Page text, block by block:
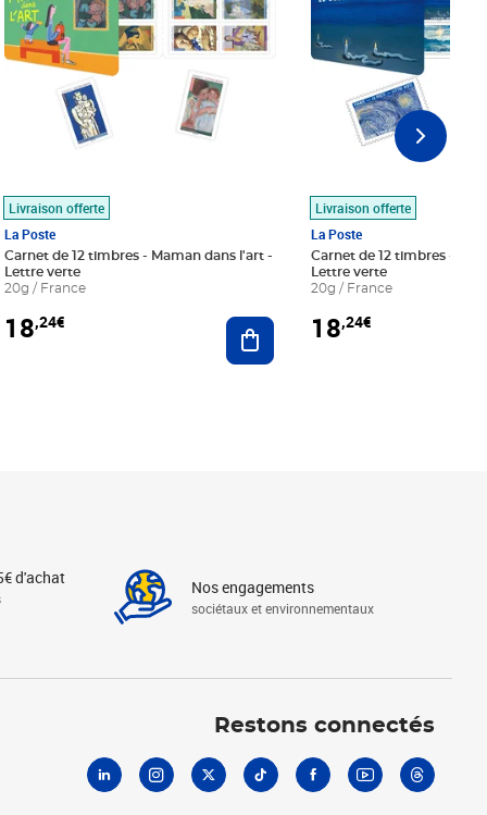
au panier
Livraison offerte
La Poste
Carnet de 12 timbres - Maman dans l'art -
Lettre verte
20g / France
18,24€ Ajouter au panier
Livraison offerte
La Poste
Carnet de 12 timbres - Le
Lettre verte
20g / France
18,24€
d'achat Nos engagements
sociétaux et environnementaux
Restons connectés